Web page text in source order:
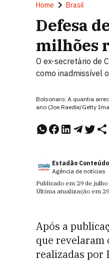
Home Brasil
Defesa
milhões
O ex-secretário de
como inadmissível
Bolsonaro: A quantia
ano (Joe Raedle/Getty
Estadão Conteúdo
Agência de notícias
Publicado em 29 de julho
Última atualização em
Após a
que revelaram
realizadas por